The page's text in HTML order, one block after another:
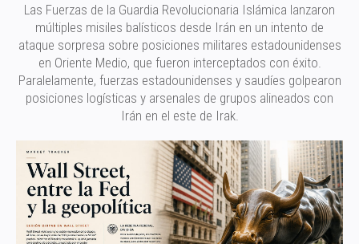
Las Fuerzas de la Guardia Revolucionaria Islámica lanzaron
múltiples misiles balísticos desde Irán en un intento de
ataque sorpresa sobre posiciones militares estadounidenses
en Oriente Medio, que fueron interceptados con éxito.
Paralelamente, fuerzas estadounidenses y saudíes golpearon
posiciones logísticas y arsenales de grupos alineados con
Irán en el este de Irak.